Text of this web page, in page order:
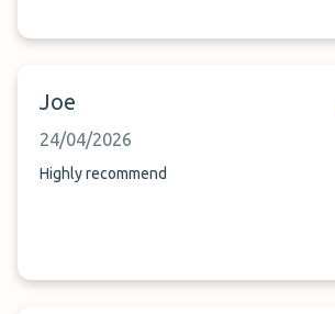
Joe
24/04/2026
Highly recommend